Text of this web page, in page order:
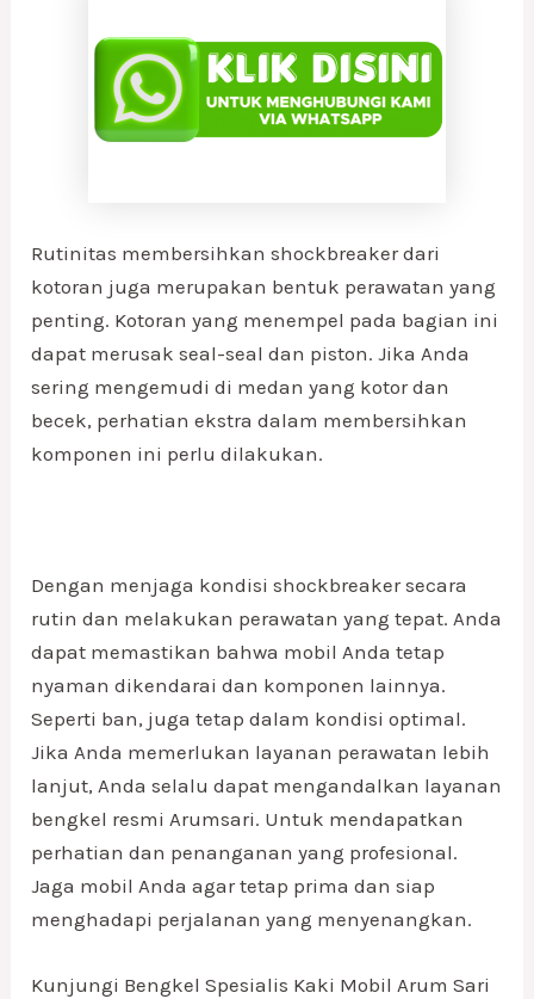
Rutinitas membersihkan shockbreaker dari
kotoran juga merupakan bentuk perawatan yang
penting. Kotoran yang menempel pada bagian ini
dapat merusak seal-seal dan piston. Jika Anda
sering mengemudi di medan yang kotor dan
becek, perhatian ekstra dalam membersihkan
komponen ini perlu dilakukan.
Dengan menjaga kondisi shockbreaker secara
rutin dan melakukan perawatan yang tepat. Anda
dapat memastikan bahwa mobil Anda tetap
nyaman dikendarai dan komponen lainnya.
Seperti ban, juga tetap dalam kondisi optimal.
Jika Anda memerlukan layanan perawatan lebih
lanjut, Anda selalu dapat mengandalkan layanan
bengkel resmi Arumsari. Untuk mendapatkan
perhatian dan penanganan yang profesional.
Jaga mobil Anda agar tetap prima dan siap
menghadapi perjalanan yang menyenangkan.
Kunjungi Bengkel Spesialis Kaki Mobil Arum Sari